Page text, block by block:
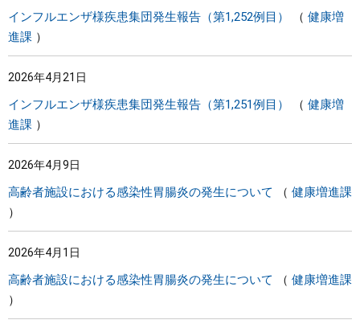
インフルエンザ様疾患集団発生報告（第1,252例目）
健康増
進課
2026年4月21日
インフルエンザ様疾患集団発生報告（第1,251例目）
健康増
進課
2026年4月9日
高齢者施設における感染性胃腸炎の発生について 健康増進課
2026年4月1日
高齢者施設における感染性胃腸炎の発生について 健康増進課